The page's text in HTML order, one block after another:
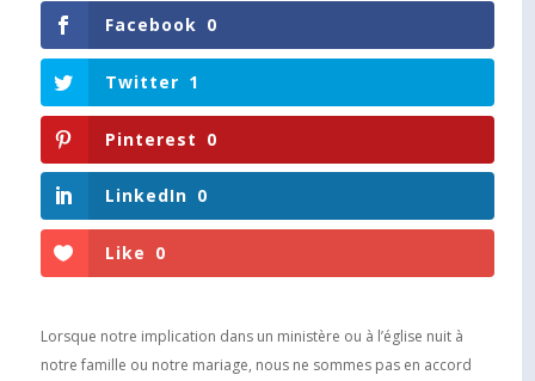
Facebook 0
Twitter 1
Pinterest 0
LinkedIn 0
Like 0
Lorsque notre implication dans un ministère ou à l’église nuit à
notre famille ou notre mariage, nous ne sommes pas en accord